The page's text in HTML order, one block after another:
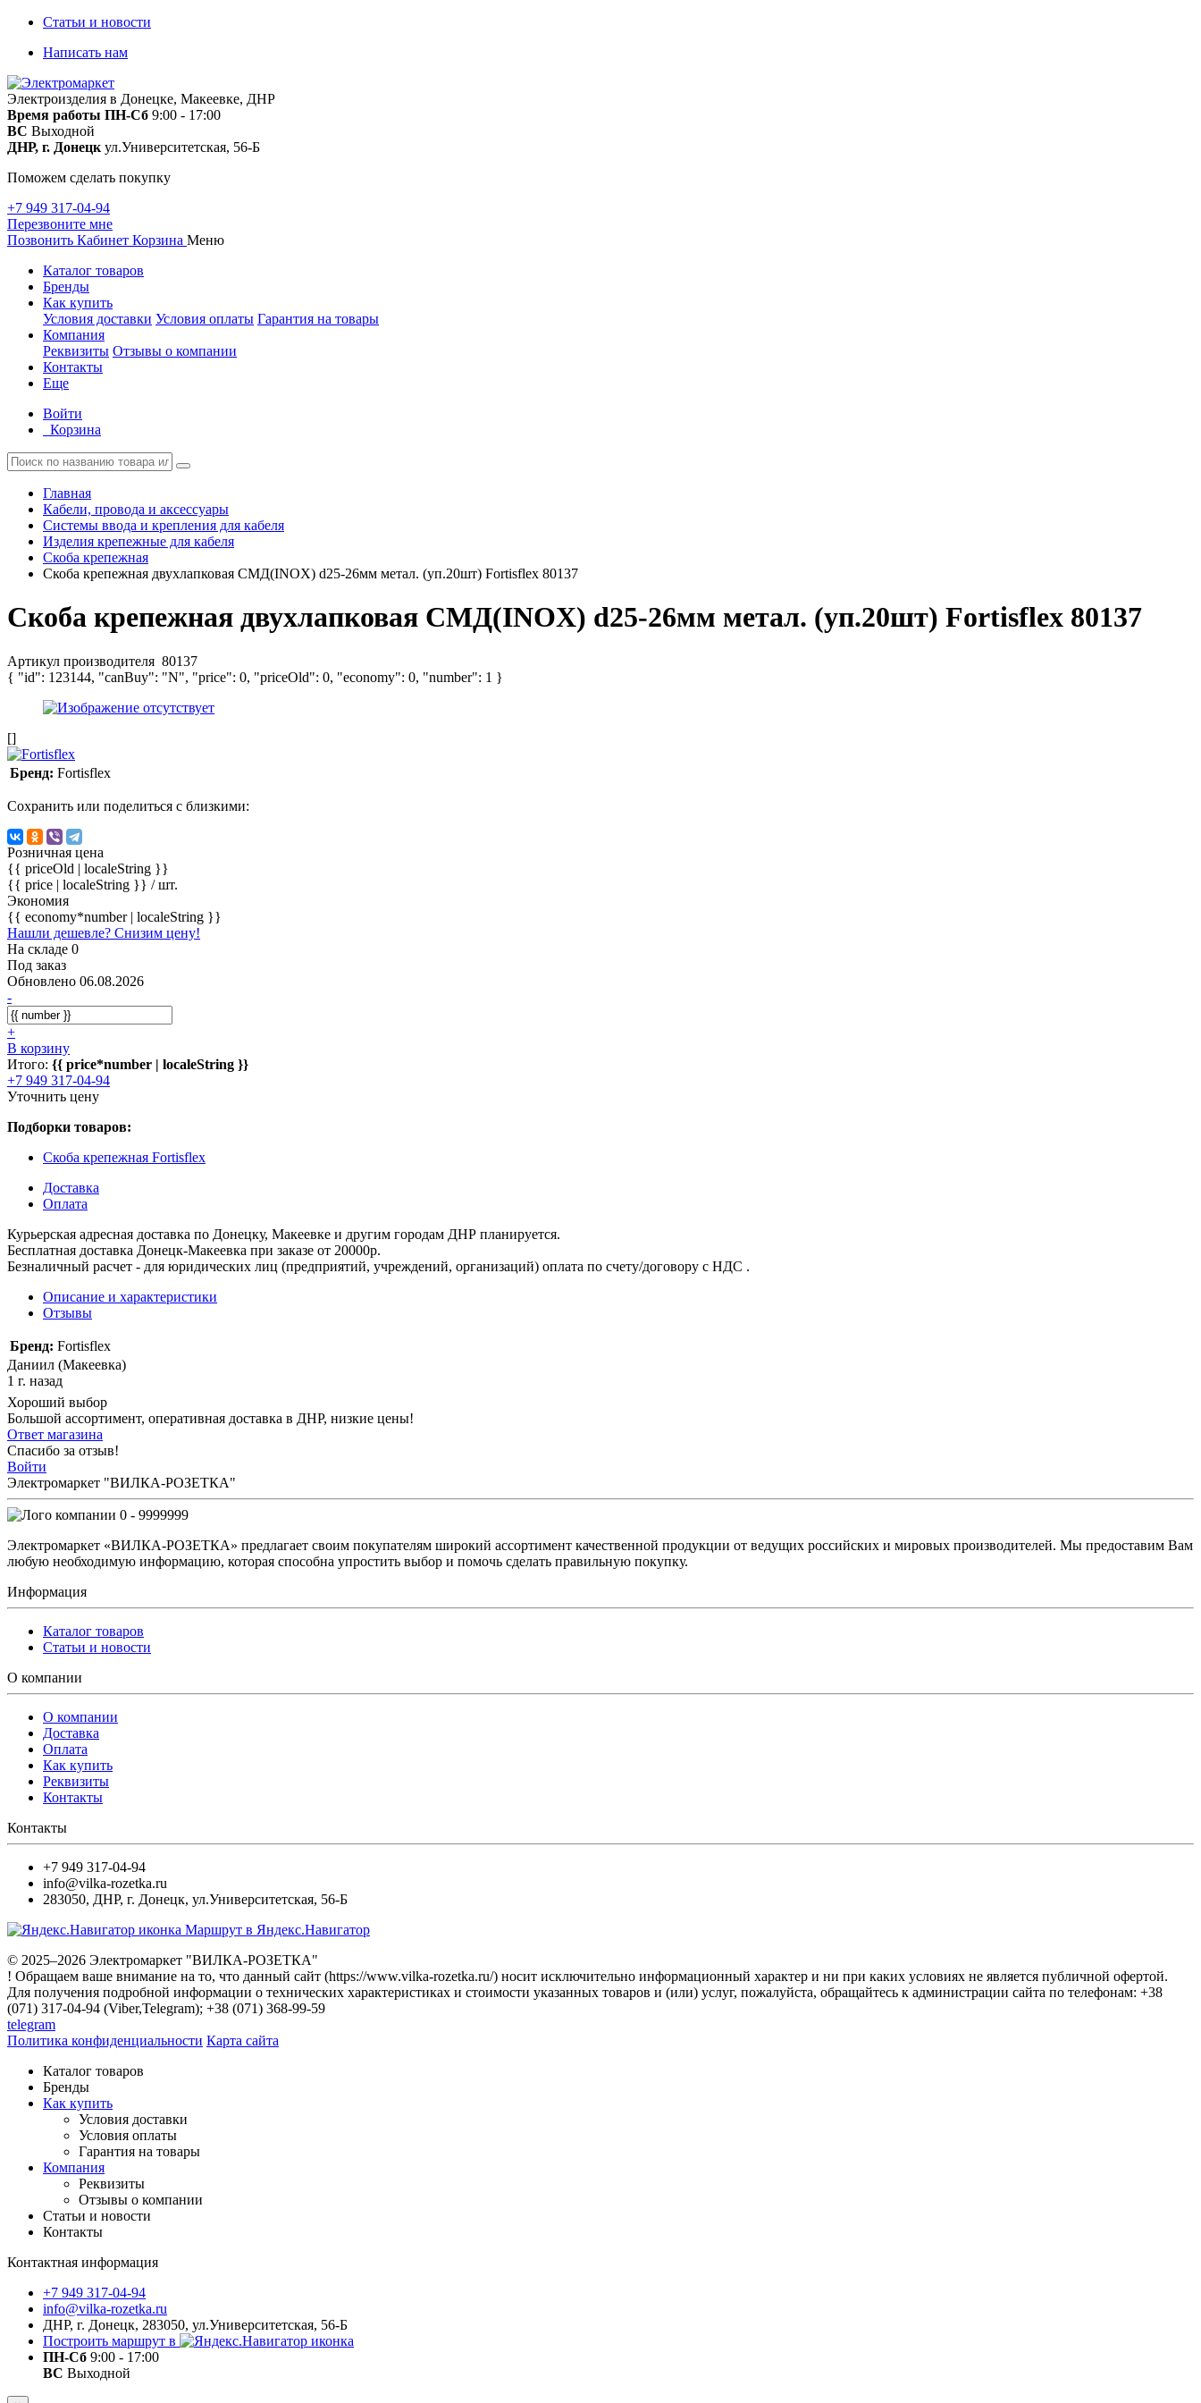
Статьи и новости
Написать нам
Электроизделия в Донецке, Макеевке, ДНР
Время работы ПН-Сб 9:00 - 17:00
ВС Выходной
ДНР, г. Донецк ул.Университетская, 56-Б
Поможем сделать покупку
+7 949 317-04-94
Перезвоните мне
Позвонить Кабинет Корзина Меню
Каталог товаров
Бренды
Как купить
Условия доставки Условия оплаты Гарантия на товары
Компания
Реквизиты Отзывы о компании
Контакты
Еще
Войти
Корзина
Главная
Кабели, провода и аксессуары
Системы ввода и крепления для кабеля
Изделия крепежные для кабеля
Скоба крепежная
Скоба крепежная двухлапковая СМД(INOX) d25-26мм метал. (уп.20шт) Fortisflex 80137
Скоба крепежная двухлапковая СМД(INOX) d25-26мм метал. (уп.20шт) Fortisflex 80137
Артикул производителя 80137
{ "id": 123144, "canBuy": "N", "price": 0, "priceOld": 0, "economy": 0, "number": 1 }
[]
Бренд: Fortisflex
Сохранить или поделиться с близкими:
Розничная цена
{{ priceOld | localeString }}
{{ price | localeString }} / шт.
Экономия
{{ economy*number | localeString }}
Нашли дешевле? Снизим цену!
На складе 0
Под заказ
Обновлено 06.08.2026
-
+
В корзину
Итого: {{ price*number | localeString }}
+7 949 317-04-94
Уточнить цену
Подборки товаров:
Скоба крепежная Fortisflex
Доставка
Оплата
Курьерская адресная доставка по Донецку, Макеевке и другим городам ДНР планируется.
Бесплатная доставка Донецк-Макеевка при заказе от 20000р.
Безналичный расчет - для юридических лиц (предприятий, учреждений, организаций) оплата по счету/договору с НДС .
Описание и характеристики
Отзывы
Бренд: Fortisflex
Даниил (Макеевка)
1 г. назад
Хороший выбор
Большой ассортимент, оперативная доставка в ДНР, низкие цены!
Ответ магазина
Спасибо за отзыв!
Войти
Электромаркет "ВИЛКА-РОЗЕТКА"
0 - 9999999
Электромаркет «ВИЛКА-РОЗЕТКА» предлагает своим покупателям широкий ассортимент качественной продукции от ведущих российских и мировых производителей. Мы предоставим Вам
любую необходимую информацию, которая способна упростить выбор и помочь сделать правильную покупку.
Информация
Каталог товаров
Статьи и новости
О компании
О компании
Доставка
Оплата
Как купить
Реквизиты
Контакты
Контакты
+7 949 317-04-94
info@vilka-rozetka.ru
283050, ДНР, г. Донецк, ул.Университетская, 56-Б
Маршрут в Яндекс.Навигатор
© 2025–2026 Электромаркет "ВИЛКА-РОЗЕТКА"
! Обращаем ваше внимание на то, что данный сайт (https://www.vilka-rozetka.ru/) носит исключительно информационный характер и ни при каких условиях не является публичной офертой.
Для получения подробной информации о технических характеристиках и стоимости указанных товаров и (или) услуг, пожалуйста, обращайтесь к администрации сайта по телефонам: +38
(071) 317-04-94 (Viber,Telegram); +38 (071) 368-99-59
telegram
Политика конфиденциальности Карта сайта
Каталог товаров
Бренды
Как купить
Условия доставки
Условия оплаты
Гарантия на товары
Компания
Реквизиты
Отзывы о компании
Статьи и новости
Контакты
Контактная информация
+7 949 317-04-94
info@vilka-rozetka.ru
ДНР, г. Донецк, 283050, ул.Университетская, 56-Б
Построить маршрут в
ПН-Сб 9:00 - 17:00
ВС Выходной